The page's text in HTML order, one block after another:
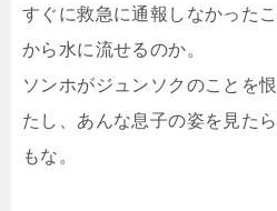
すぐに救急に通報しなかった
から水に流せるのか。
ソンホがジュンソクのことを
たし、あんな息子の姿を見た
もな。